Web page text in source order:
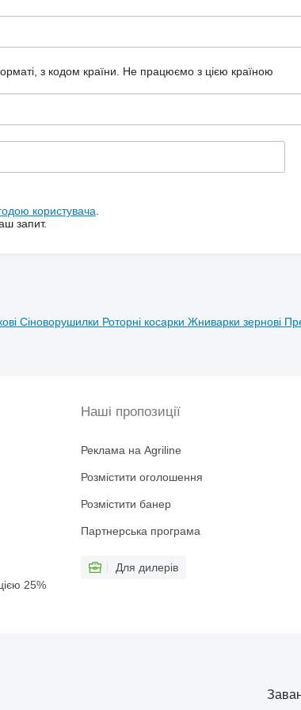
з кодом країни. Не працюємо з цією країною
користувача
запит.
Сіноворушилки Роторні косарки Жниварки зернові
25%
Наші пропозиції
Реклама на Agriline
Розмістити оголошення
Розмістити банер
Партнерська програма
Для дилерів